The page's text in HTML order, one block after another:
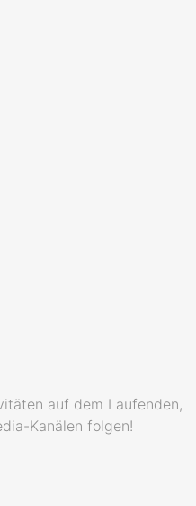
auf dem Laufenden,
Kanälen folgen!